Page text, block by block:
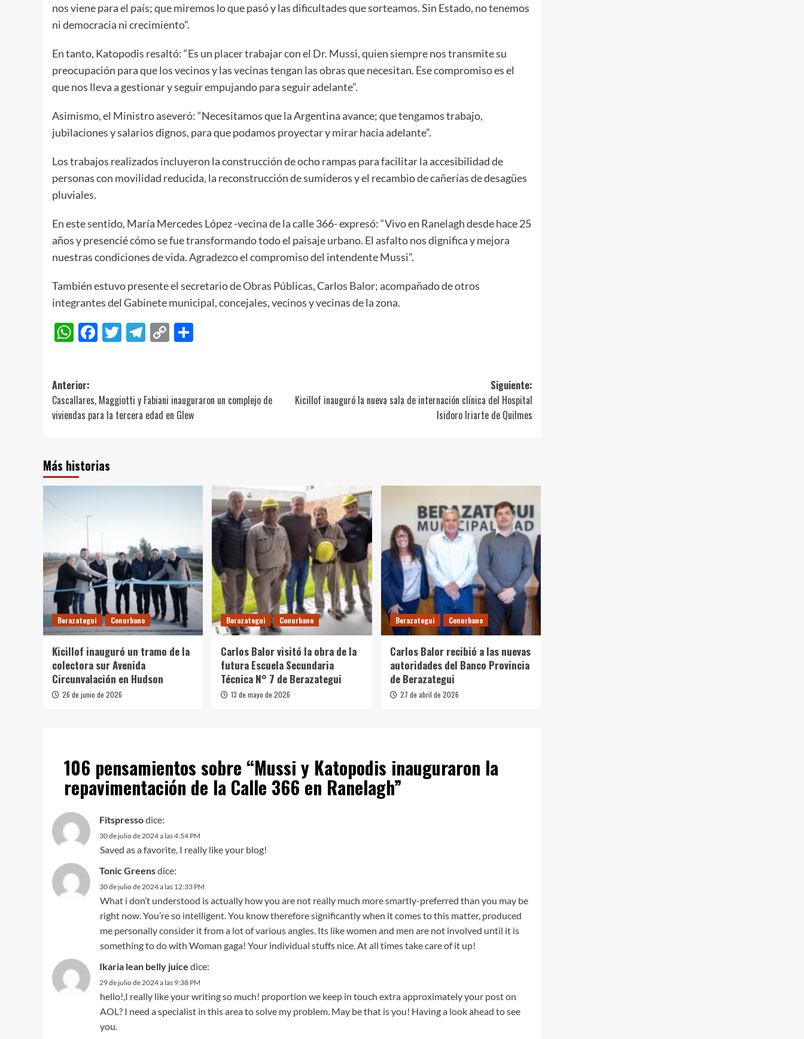
nos viene para el país; que miremos lo que pasó y las dificultades que sorteamos. Sin Estado, no tenemos
ni democracia ni crecimiento”.
En tanto, Katopodis resaltó: “Es un placer trabajar con el Dr. Mussi, quien siempre nos transmite su
preocupación para que los vecinos y las vecinas tengan las obras que necesitan. Ese compromiso es el
que nos lleva a gestionar y seguir empujando para seguir adelante”.
Asimismo, el Ministro aseveró: “Necesitamos que la Argentina avance; que tengamos trabajo,
jubilaciones y salarios dignos, para que podamos proyectar y mirar hacia adelante”.
Los trabajos realizados incluyeron la construcción de ocho rampas para facilitar la accesibilidad de
personas con movilidad reducida, la reconstrucción de sumideros y el recambio de cañerías de desagües
pluviales.
En este sentido, María Mercedes López -vecina de la calle 366- expresó: “Vivo en Ranelagh desde hace 25
años y presencié cómo se fue transformando todo el paisaje urbano. El asfalto nos dignifica y mejora
nuestras condiciones de vida. Agradezco el compromiso del intendente Mussi”.
También estuvo presente el secretario de Obras Públicas, Carlos Balor; acompañado de otros
integrantes del Gabinete municipal, concejales, vecinos y vecinas de la zona.
WhatsApp
Facebook
Twitter
Telegram
Copy
Navegación
de
entradas
Anterior:
Cascallares, Maggiotti y Fabiani inauguraron un complejo de
viviendas para la tercera edad en Glew
Siguiente:
Kicillof inauguró la nueva sala de internación clínica del Hospital
Isidoro Iriarte de Quilmes
Más historias
Berazategui Conurbano
Kicillof inauguró un tramo de la
colectora sur Avenida
Circunvalación en Hudson
26 de junio de 2026
Berazategui Conurbano
Carlos Balor visitó la obra de la
futura Escuela Secundaria
Técnica N° 7 de Berazategui
13 de mayo de 2026
Berazategui Conurbano
Carlos Balor recibió a las nuevas
autoridades del Banco Provincia
de Berazategui
27 de abril de 2026
106 pensamientos sobre “Mussi y Katopodis inauguraron la
repavimentación de la Calle 366 en Ranelagh”
Fitspressodice:
30 de julio de 2024 a las 4:54 PM
Saved as a favorite, I really like your blog!
Tonic Greensdice:
30 de julio de 2024 a las 12:33 PM
What i don’t understood is actually how you are not really much more smartly-preferred than you may be
right now. You’re so intelligent. You know therefore significantly when it comes to this matter, produced
me personally consider it from a lot of various angles. Its like women and men are not involved until it is
something to do with Woman gaga! Your individual stuffs nice. At all times take care of it up!
Ikaria lean belly juice dice:
29 de julio de 2024 a las 9:38 PM
hello!,I really like your writing so much! proportion we keep in touch extra approximately your post on
AOL? I need a specialist in this area to solve my problem. May be that is you! Having a look ahead to see
you.